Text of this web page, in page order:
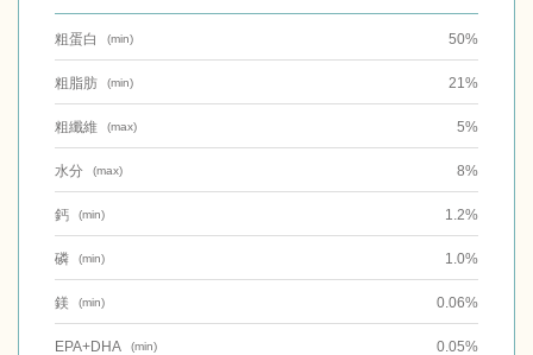
粗蛋白 (min) 50%
粗脂肪 (min) 21%
粗纖維 (max) 5%
水分 (max) 8%
鈣 (min) 1.2%
磷 (min) 1.0%
鎂 (min) 0.06%
EPA+DHA (min) 0.05%